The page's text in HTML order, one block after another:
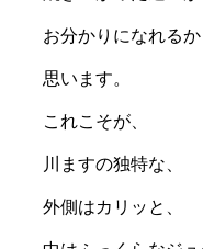
お分かりになれるか
思います。
これこそが、
川ますの独特な、
外側はカリッと、